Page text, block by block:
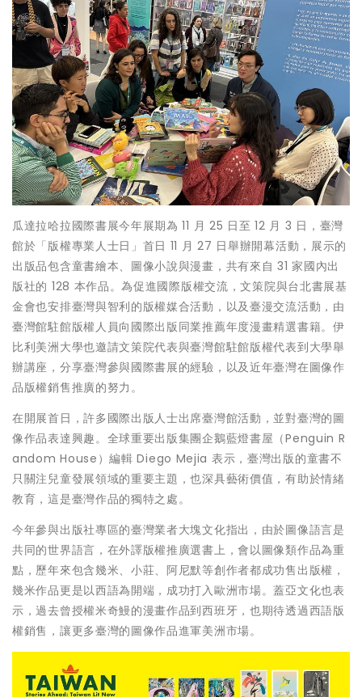
瓜達拉哈拉國際書展今年展期為 11 月 25 日至 12 月 3 日，臺灣
館於「版權專業人士日」首日 11 月 27 日舉辦開幕活動，展示的
出版品包含童書繪本、圖像小說與漫畫，共有來自 31 家國內出
版社的 128 本作品。為促進國際版權交流，文策院與台北書展基
金會也安排臺灣與智利的版權媒合活動，以及臺漫交流活動，由
臺灣館駐館版權人員向國際出版同業推薦年度漫畫精選書籍。伊
比利美洲大學也邀請文策院代表與臺灣館駐館版權代表到大學舉
辦講座，分享臺灣參與國際書展的經驗，以及近年臺灣在圖像作
品版權銷售推廣的努力。
在開展首日，許多國際出版人士出席臺灣館活動，並對臺灣的圖
像作品表達興趣。全球重要出版集團企鵝藍燈書屋（Penguin R
andom House）編輯 Diego Mejia 表示，臺灣出版的童書不
只關注兒童發展領域的重要主題，也深具藝術價值，有助於情緒
教育，這是臺灣作品的獨特之處。
今年參與出版社專區的臺灣業者大塊文化指出，由於圖像語言是
共同的世界語言，在外譯版權推廣選書上，會以圖像類作品為重
點，歷年來包含幾米、小莊、阿尼默等創作者都成功售出版權，
幾米作品更是以西語為開端，成功打入歐洲市場。蓋亞文化也表
示，過去曾授權米奇鰻的漫畫作品到西班牙，也期待透過西語版
權銷售，讓更多臺灣的圖像作品進軍美洲市場。